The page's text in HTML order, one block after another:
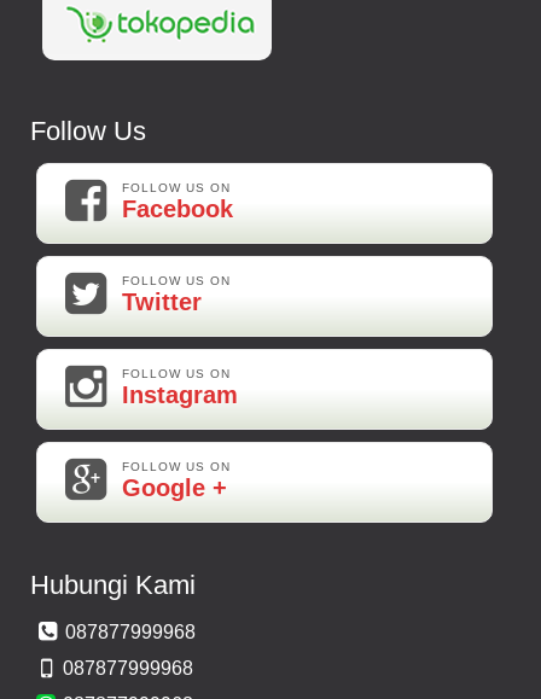
Follow Us
FOLLOW US ON
Facebook
FOLLOW US ON
Twitter
FOLLOW US ON
Instagram
FOLLOW US ON
Google +
Hubungi Kami
087877999968
087877999968